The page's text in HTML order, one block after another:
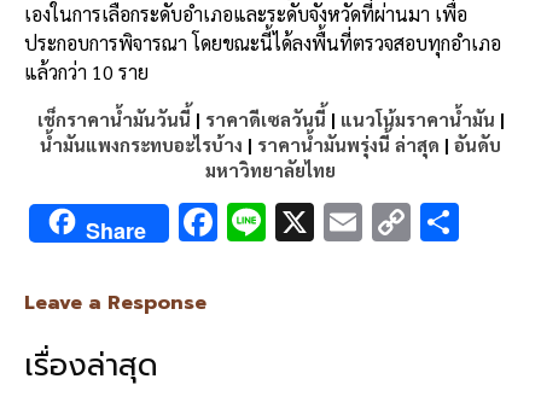
เองในการเลือกระดับอำเภอและระดับจังหวัดที่ผ่านมา เพื่อ
ประกอบการพิจารณา โดยขณะนี้ได้ลงพื้นที่ตรวจสอบทุกอำเภอ
แล้วกว่า 10 ราย
เช็กราคาน้ำมันวันนี้ | ราคาดีเซลวันนี้ | แนวโน้มราคาน้ำมัน |
น้ำมันแพงกระทบอะไรบ้าง | ราคาน้ำมันพรุ่งนี้ ล่าสุด | อันดับ
มหาวิทยาลัยไทย
Share F Li X E C
Leave a Response
เรื่องล่าสุด